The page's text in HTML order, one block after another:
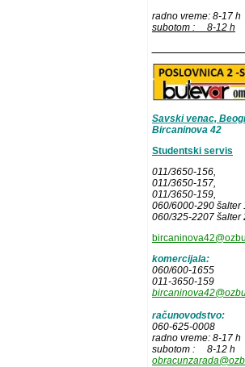
radno vreme: 8-17 h
subotom : 8-12 h
Savski venac,
Bircaninova 42
Studentski servis
011/3650-156,
011/3650-157,
011/3650-159,
060/6000-290 šalter
060/325-2207 šalter
komercijala:
060/600-1655
011-3650-159
računovodstvo:
060-625-0008
radno vreme: 8-17 h
subotom : 8-12 h